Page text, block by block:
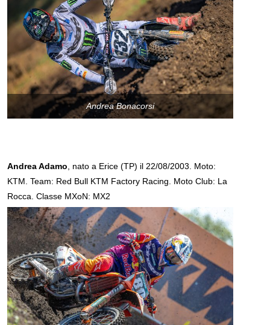
Andrea Bonacorsi
Andrea Adamo , nato a Erice (TP) il 22/08/2003. Moto:
KTM. Team: Red Bull KTM Factory Racing. Moto Club: La
Rocca. Classe MXoN: MX2